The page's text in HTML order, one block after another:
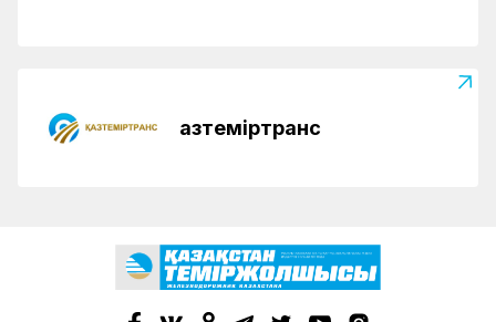
Қазтеміртранс